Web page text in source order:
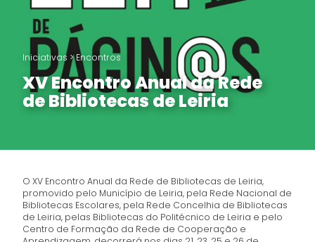
Iniciativas >Encontros
XV Encontro Anual da Rede
de Bibliotecas de Leiria
O XV Encontro Anual da Rede de Bibliotecas de Leiria,
promovido pelo Município de Leiria, pela Rede Nacional de
Bibliotecas Escolares, pela Rede Concelhia de Bibliotecas
de Leiria, pelas Bibliotecas do Politécnico de Leiria e pelo
Centro de Formação da Rede de Cooperação e